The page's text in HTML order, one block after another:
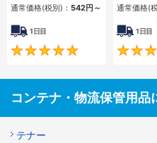
通常価格(税別)： 542円 ～
1日目
5
通常価格(
1日目
コンテナ・物流保管用
テナー